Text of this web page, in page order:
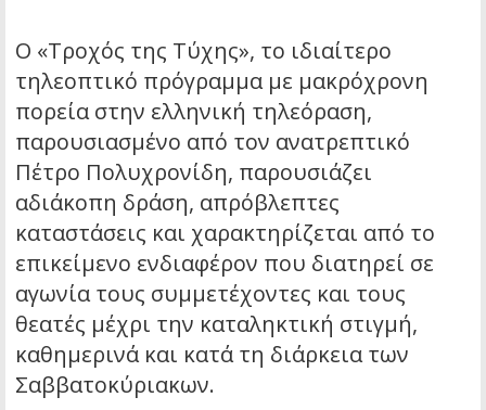
Ο «Τροχός της Τύχης», το ιδιαίτερο
τηλεοπτικό πρόγραμμα με μακρόχρονη
πορεία στην ελληνική τηλεόραση,
παρουσιασμένο από τον ανατρεπτικό
Πέτρο Πολυχρονίδη, παρουσιάζει
αδιάκοπη δράση, απρόβλεπτες
καταστάσεις και χαρακτηρίζεται από το
επικείμενο ενδιαφέρον που διατηρεί σε
αγωνία τους συμμετέχοντες και τους
θεατές μέχρι την καταληκτική στιγμή,
καθημερινά και κατά τη διάρκεια των
Σαββατοκύριακων.